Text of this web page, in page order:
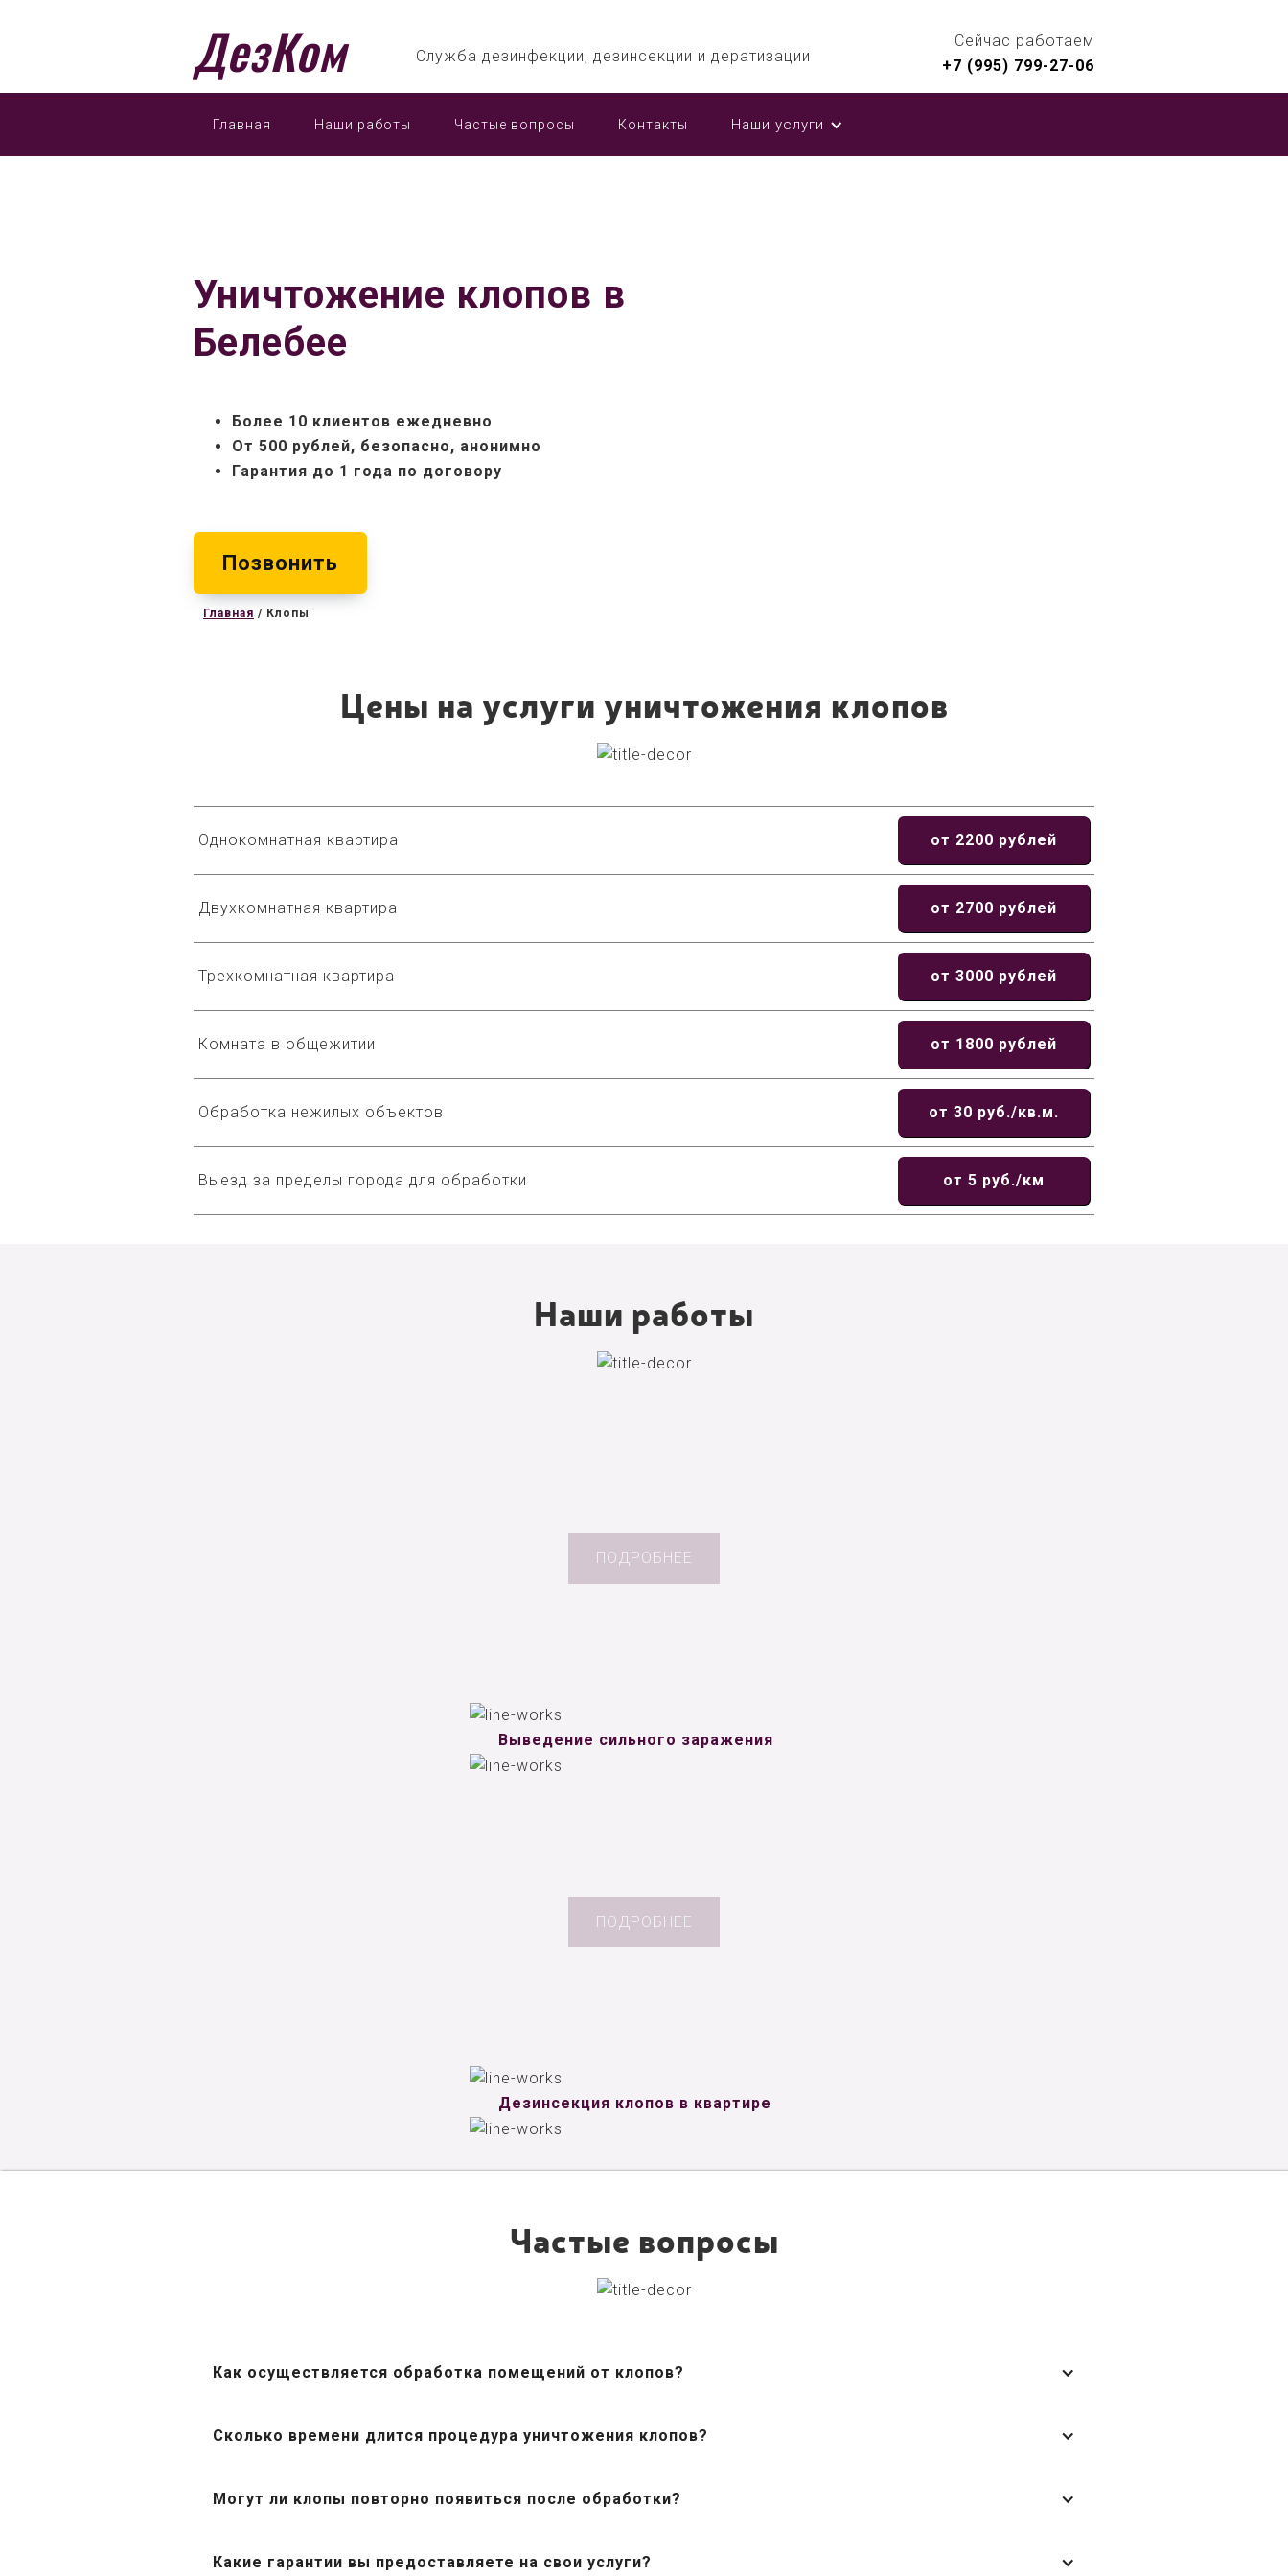
ДезКом Служба дезинфекции, дезинсекции и дератизации
Сейчас работаем
+7 (995) 799-27-06
Главная Наши работы Частые вопросы Контакты Наши услуги
Уничтожение клопов в
Белебее
Более 10 клиентов ежедневно
От 500 рублей, безопасно, анонимно
Гарантия до 1 года по договору
Позвонить
Главная / Клопы
Цены на услуги уничтожения клопов
Однокомнатная квартира от 2200 рублей
Двухкомнатная квартира от 2700 рублей
Трехкомнатная квартира от 3000 рублей
Комната в общежитии от 1800 рублей
Обработка нежилых объектов от 30 руб./кв.м.
Выезд за пределы города для обработки от 5 руб./км
Наши работы
ПОДРОБНЕЕ
Выведение сильного заражения
ПОДРОБНЕЕ
Дезинсекция клопов в квартире
Частые вопросы
Как осуществляется обработка помещений от клопов?
Сколько времени длится процедура уничтожения клопов?
Могут ли клопы повторно появиться после обработки?
Какие гарантии вы предоставляете на свои услуги?